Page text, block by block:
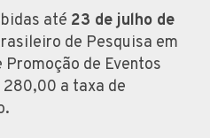
até 23 de julho de
de Pesquisa em
Promoção de Eventos
280,00 a taxa de